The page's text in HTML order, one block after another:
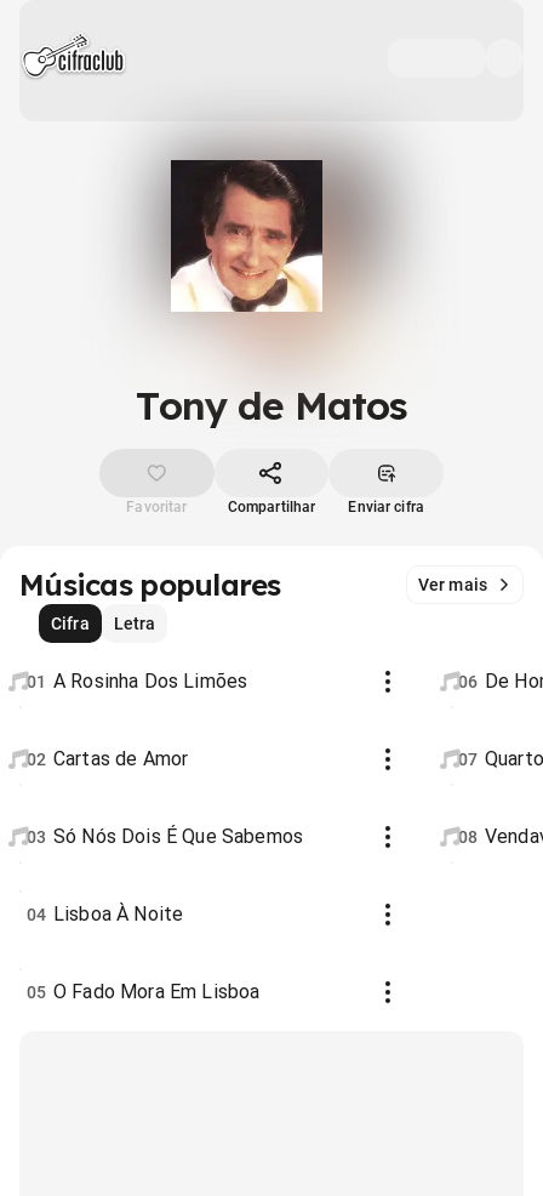
Tony de Matos
Favoritar Compartilhar Enviar cifra
Músicas populares
Ver mais
Cifra
Letra
01 A Rosinha Dos Limões
02 Cartas de Amor
03 Só Nós Dois É Que Sabemos
04 Lisboa À Noite
05 O Fado Mora Em Lisboa
06 De
07
08